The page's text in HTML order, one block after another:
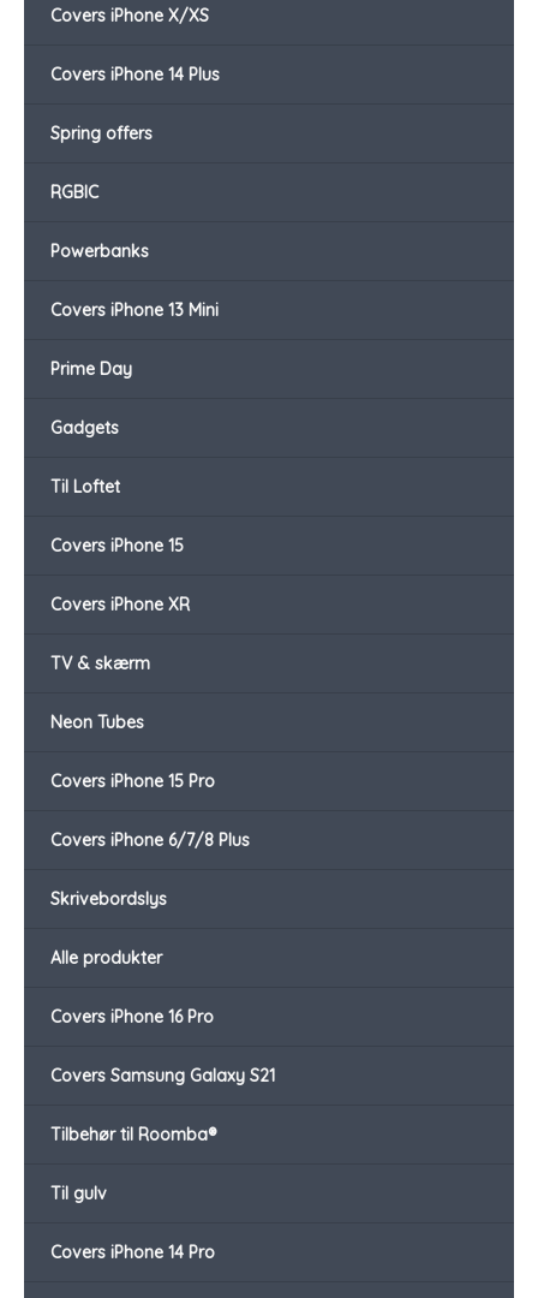
Covers iPhone X/XS
Covers iPhone 14 Plus
Spring offers
RGBIC
Powerbanks
Covers iPhone 13 Mini
Prime Day
Gadgets
Til Loftet
Covers iPhone 15
Covers iPhone XR
TV & skærm
Neon Tubes
Covers iPhone 15 Pro
Covers iPhone 6/7/8 Plus
Skrivebordslys
Alle produkter
Covers iPhone 16 Pro
Covers Samsung Galaxy S21
Tilbehør til Roomba®
Til gulv
Covers iPhone 14 Pro